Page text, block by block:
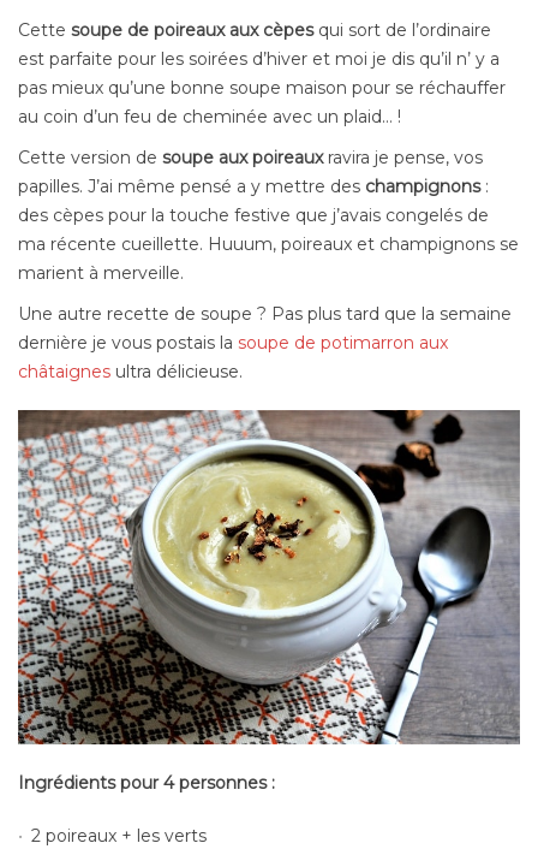
Cette soupe de poireaux aux cèpesqui sort de l’ordinaire
est parfaite pour les soirées d’hiver et moi je dis qu’il n’ y a
pas mieux qu’une bonne soupe maison pour se réchauffer
au coin d’un feu de cheminée avec un plaid… !
Cette version de soupe aux poireauxravira je pense, vos
papilles. J’ai même pensé a y mettre des champignons:
des cèpes pour la touche festive que j’avais congelés de
ma récente cueillette. Huuum, poireaux et champignons se
marient à merveille.
Une autre recette de soupe ? Pas plus tard que la semaine
dernière je vous postais la soupe de potimarron aux
châtaignes ultra délicieuse.
Ingrédients pour 4 personnes :
2 poireaux + les verts